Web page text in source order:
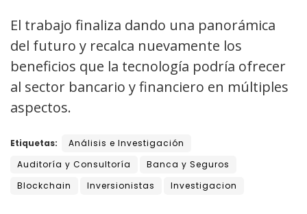
El trabajo finaliza dando una panorámica
del futuro y recalca nuevamente los
beneficios que la tecnología podría ofrecer
al sector bancario y financiero en múltiples
aspectos.
Etiquetas:
Análisis e Investigación
Auditoría y Consultoría
Banca y Seguros
Blockchain
Inversionistas Investigacion